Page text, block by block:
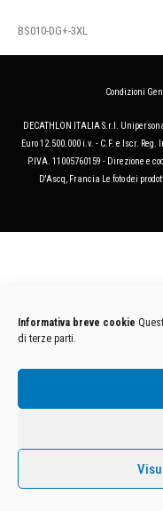
Informativa breve cookie
di terze parti.
BS010-DG+-3XL
Condizioni
DECATHLON ITALIA S.r.l.
Euro 12.500.000 i.v. - C.F. e Iscr.
P.IVA. 11005760159 - Direzione e
D'Ascq, Francia Le foto dei